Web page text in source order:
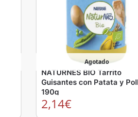
Agotado
NATURNES BIO Tarrito
Guisantes con Patata y
190g
2,14€